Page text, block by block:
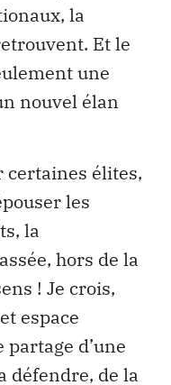
la
Et le
une
nouvel élan
certaines élites,
les
la
hors de la
! Je crois,
espace
d’une
défendre, de la